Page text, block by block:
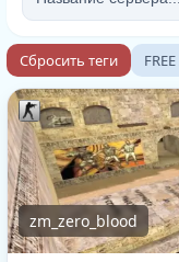
Сбросить теги
zm_zero_blood